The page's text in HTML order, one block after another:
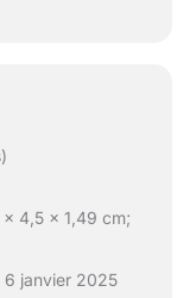
4,5 x 1,49 cm;
6 janvier 2025